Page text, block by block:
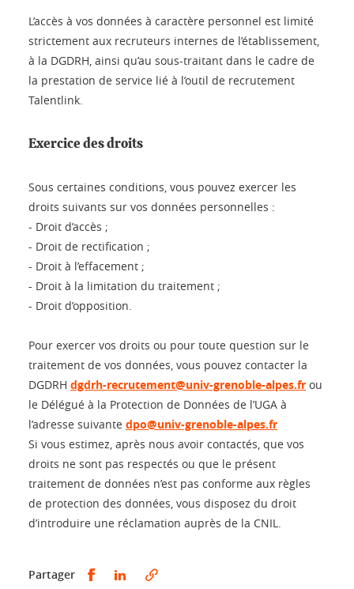
L’accès à vos données à caractère personnel est limité
strictement aux recruteurs internes de l’établissement,
à la DGDRH, ainsi qu’au sous-traitant dans le cadre de
la prestation de service lié à l’outil de recrutement
Talentlink.
Exercice des droits
Sous certaines conditions, vous pouvez exercer les
droits suivants sur vos données personnelles :
- Droit d’accès ;
- Droit de rectification ;
- Droit à l’effacement ;
- Droit à la limitation du traitement ;
- Droit d’opposition.
Pour exercer vos droits ou pour toute question sur le
traitement de vos données, vous pouvez contacter la
DGDRH dgdrh-recrutement@univ-grenoble-alpes.fr ou
le Délégué à la Protection de Données de l’UGA à
l’adresse suivante dpo@univ-grenoble-alpes.fr
Si vous estimez, après nous avoir contactés, que vos
droits ne sont pas respectés ou que le présent
traitement de données n’est pas conforme aux règles
de protection des données, vous disposez du droit
d’introduire une réclamation auprès de la CNIL.
Partager Partager sur Facebook
Partager sur LinkedIn